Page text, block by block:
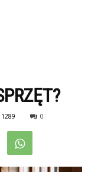
1289 0